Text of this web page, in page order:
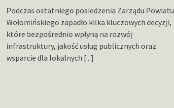
Podczas ostatniego posiedzenia Zarządu Powiatu
Wołomińskiego zapadło kilka kluczowych decyzji,
które bezpośrednio wpłyną na rozwój
infrastruktury, jakość usług publicznych oraz
wsparcie dla lokalnych [...]